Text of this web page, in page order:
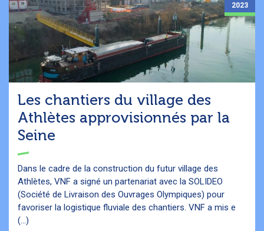
Les chantiers du village des
Athlètes approvisionnés par la
Seine
Dans le cadre de la construction du futur village des
Athlètes, VNF a signé un partenariat avec la SOLIDEO
(Société de Livraison des Ouvrages Olympiques) pour
favoriser la logistique fluviale des chantiers. VNF a mis e
(...)
2023